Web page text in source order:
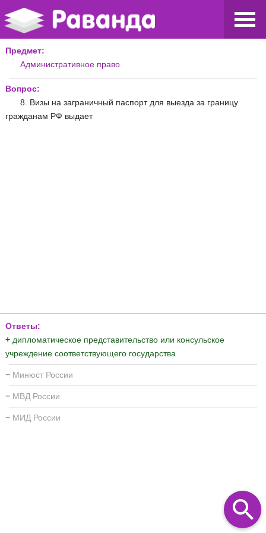
Предмет:
Административное право
Вопрос:
8. Визы на заграничный паспорт для выезда за границу
гражданам РФ выдает
Ответы:
+ дипломатическое представительство или консульское
учреждение соответствующего государства
− Минюст России
− МВД России
− МИД России